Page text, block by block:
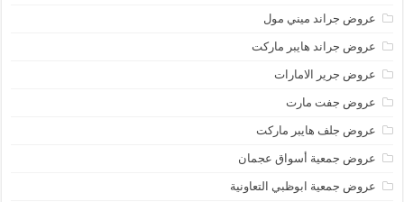
عروض جراند ميني مول
عروض جراند هايبر ماركت
عروض جرير الامارات
عروض جفت مارت
عروض جلف هايبر ماركت
عروض جمعية أسواق عجمان
عروض جمعية ابوظبي التعاونية